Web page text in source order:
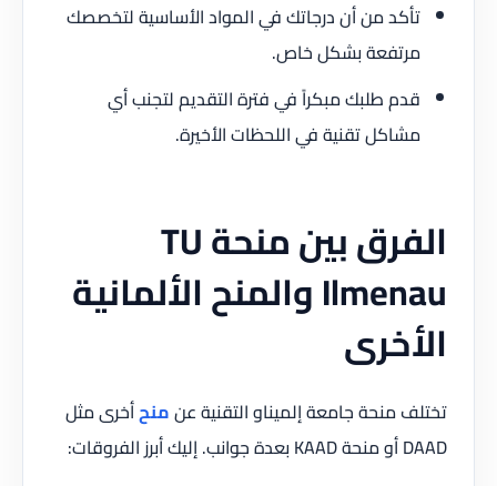
تأكد من أن درجاتك في المواد الأساسية لتخصصك
مرتفعة بشكل خاص.
قدم طلبك مبكراً في فترة التقديم لتجنب أي
مشاكل تقنية في اللحظات الأخيرة.
الفرق بين منحة TU
Ilmenau والمنح الألمانية
الأخرى
تختلف منحة جامعة إلميناو التقنية عنمنحأخرى مثل
DAAD أو منحة KAAD بعدة جوانب. إليك أبرز الفروقات: